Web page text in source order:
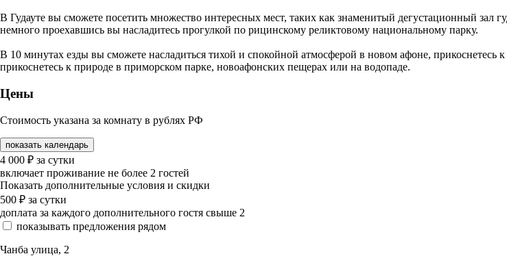
В Гудауте вы сможете посетить множество интересных мест, таких как знаменитый дегустационный зал
немного проехавшись вы насладитесь прогулкой по рицинскому реликтовому национальному парку.
В 10 минутах езды вы сможете насладиться тихой и спокойной атмосферой в новом афоне,
прикоснетесь к природе в приморском парке, новоафонских пещерах или на водопаде.
Цены
Стоимость указана за комнату в рублях РФ
показать календарь
4 000 ₽ за сутки
включает проживание не более 2 гостей
Показать дополнительные условия и скидки
500 ₽ за сутки
доплата за каждого дополнительного гостя свыше 2
показывать предложения рядом
Чанба улица, 2